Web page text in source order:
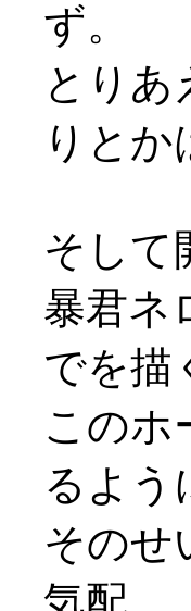
ず。
とりあ
りと
そして
暴君ネ
でを描
このホ
るよう
そのせ